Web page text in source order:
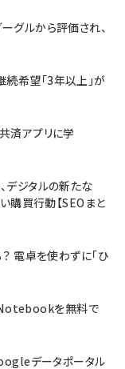
グルから評価され、
続希望「3年以上」が
済アプリに学
デジタルの新たな
購買行動【SEOまと
電卓を使わずに「ひ
を無料で
データポータル